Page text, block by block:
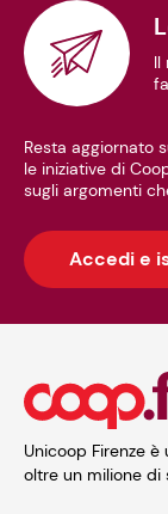
Il
Resta aggiornato
le iniziative di
sugli argomenti
Accedi e
Unicoop Firenze
oltre un milione di